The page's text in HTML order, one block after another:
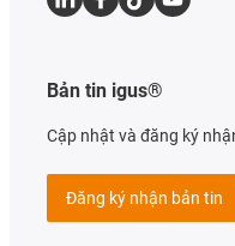
Bản tin igus®
Cập nhật và đăng ký
Đăng ký nhận bản tin